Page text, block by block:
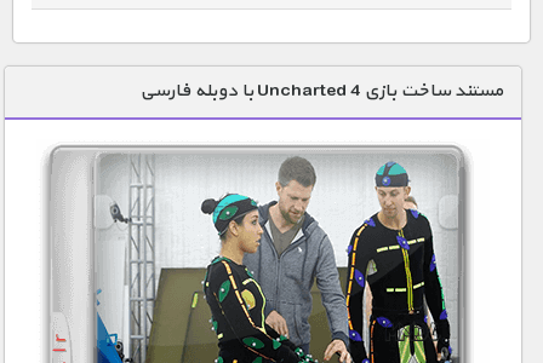
دنیای خوراکی ها
زمین شناسی / محیط زیست
سازه/ معماری/ مهندسی
سرگرمی
شناخت کودکان
طبیعت
علم و فناوری
مستند ساخت بازی Uncharted 4 با دوبله فارسی